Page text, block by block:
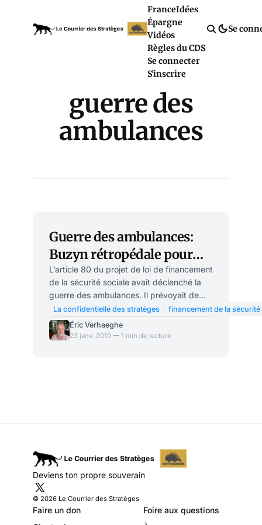
FranceIdées
Épargne
Vidéos
Règles du CDS
Se connecter
S'inscrire
Se
guerre des
ambulances
Guerre des ambulances:
Buzyn rétropédale pour
ramener la paix sociale
L’article 80 du projet de loi de financement
de la sécurité sociale avait déclenché la
guerre des ambulances. Il prévoyait de
transférer le choix des opérateurs de
transport sanitaire (aujourd’hui laissé à
l’appréciation des assurés) aux hôpitaux,
La confidentielle des stratèges
financement de la sécurité
Éric Verhaeghe
23 janv. 2019 — 1 min de lecture
Deviens ton propre souverain
© 2026 Le Courrier des Stratèges
Faire un don
Foire aux questions